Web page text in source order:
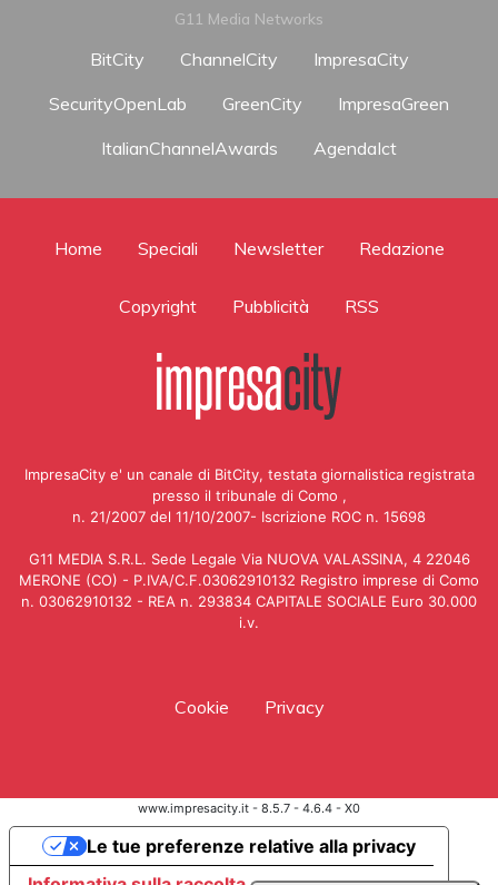
G11 Media Networks
BitCity ChannelCity
ImpresaCity
SecurityOpenLab
GreenCity
ImpresaGreen
ItalianChannelAwards
AgendaIct
Home Speciali Newsletter Redazione
Copyright Pubblicità RSS
ImpresaCity e' un canale di BitCity, testata giornalistica registrata
presso il tribunale di Como ,
n. 21/2007 del 11/10/2007- Iscrizione ROC n. 15698
G11 MEDIA S.R.L. Sede Legale Via NUOVA VALASSINA, 4 22046
MERONE (CO) - P.IVA/C.F.03062910132 Registro imprese di Como
n. 03062910132 - REA n. 293834 CAPITALE SOCIALE Euro 30.000
i.v.
Cookie Privacy
www.impresacity.it - 8.5.7 - 4.6.4 - X0
Le tue preferenze relative alla privacy